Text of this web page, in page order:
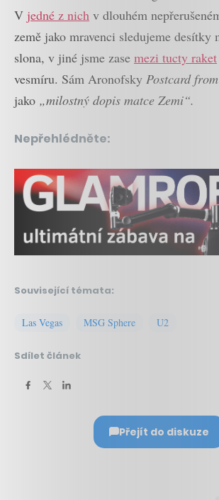
V jedné z nich v dlouhém
země jako mravenci sledujeme desítky
slona, v jiné jsme zase mezi tucty raket
vesmíru. Sám Aronofsky Postcard
jako „milostný dopis matce Zemi“.
Nepřehlédněte:
Související témata:
Las Vegas MSG Sphere U2
Sdílet článek
Přejít do diskuze